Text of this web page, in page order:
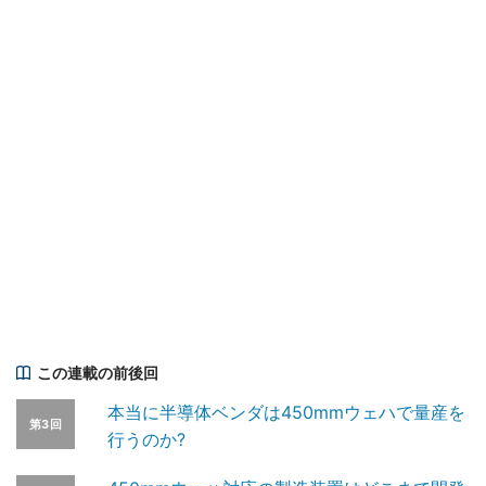
この連載の前後回
第3回
本当に半導体ベンダは450mmウェハで量産を
行うのか?